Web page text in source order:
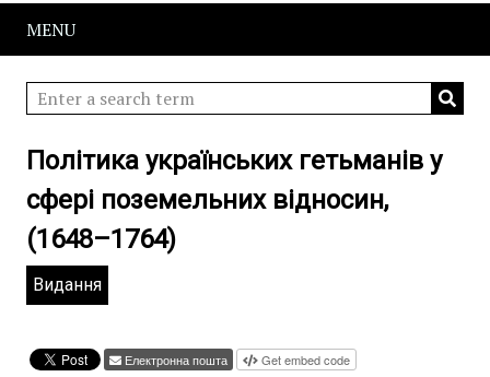
MENU
Політика українських гетьманів у
сфері поземельних відносин,
(1648–1764)
Видання
Електронна пошта Get embed code